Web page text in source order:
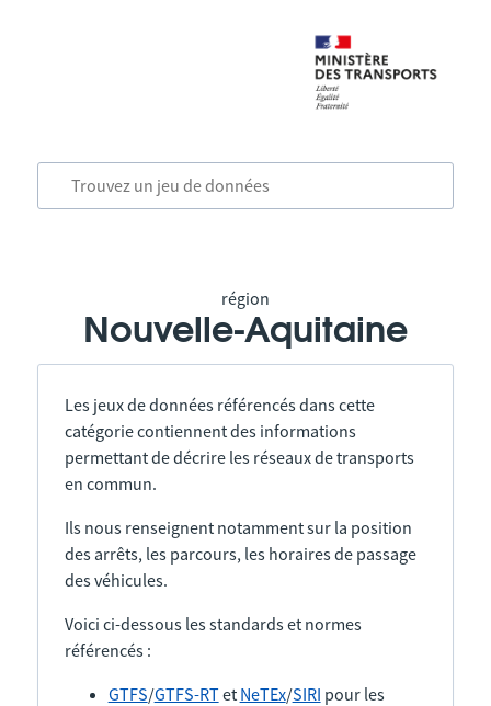
région
Nouvelle-Aquitaine
Les jeux de données référencés dans cette
catégorie contiennent des informations
permettant de décrire les réseaux de transports
en commun.
Ils nous renseignent notamment sur la position
des arrêts, les parcours, les horaires de passage
des véhicules.
Voici ci-dessous les standards et normes
référencés :
GTFS/GTFS-RTet NeTEx/SIRI pour les